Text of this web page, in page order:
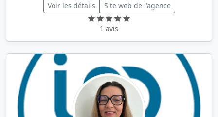
Voir les détails Site web de l'agence
1 avis